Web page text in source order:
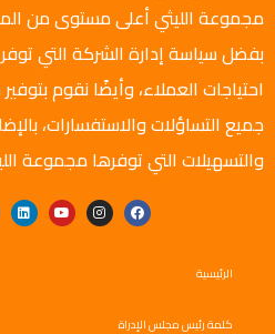
بفضل سياسة إدارة الشركة التي توفر
احتياجات العملاء، وأيضًا نقوم
جميع التساؤلات والاستفسارات،
والتسهيلات التي توفرها مجموعة
الرئيسية
كلمة رئيس مجلس الإدراة